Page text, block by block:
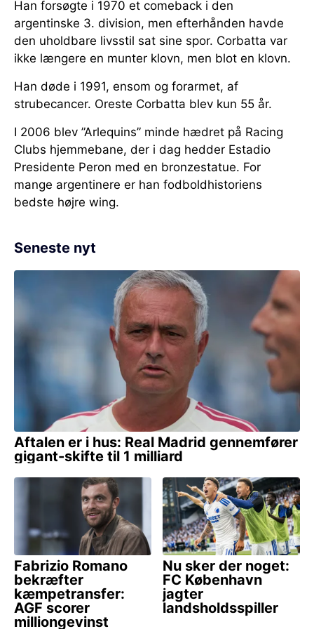
Han forsøgte i 1970 et comeback i den
argentinske 3. division, men efterhånden havde
den uholdbare livsstil sat sine spor. Corbatta var
ikke længere en munter klovn, men blot en klovn.
Han døde i 1991, ensom og forarmet, af
strubecancer. Oreste Corbatta blev kun 55 år.
I 2006 blev ”Arlequins” minde hædret på Racing
Clubs hjemmebane, der i dag hedder Estadio
Presidente Peron med en bronzestatue. For
mange argentinere er han fodboldhistoriens
bedste højre wing.
Seneste nyt